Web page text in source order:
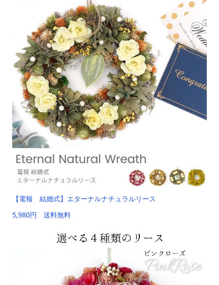
【電報 結婚式】エターナルナチュラルリース
5,980円 送料無料